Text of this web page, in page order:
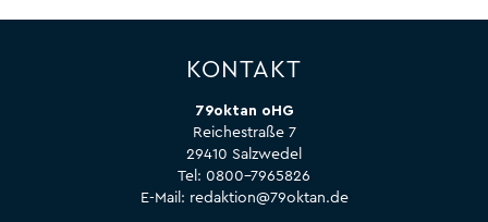
KONTAKT
79oktan oHG
Reichestraße 7
29410 Salzwedel
Tel: 0800-7965826
E-Mail: redaktion@79oktan.de